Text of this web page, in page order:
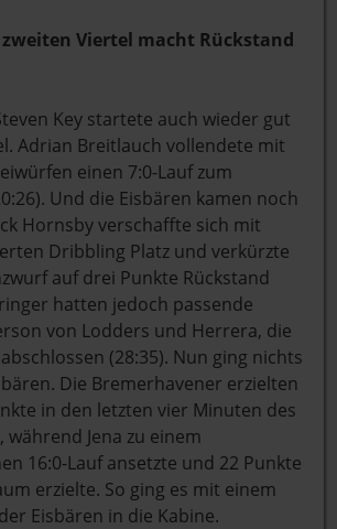
Viertel macht Rückstand
Key startete auch wieder gut
Adrian Breitlauch vollendete mit
einen 7:0-Lauf zum
Und die Eisbären kamen noch
Hornsby verschaffte sich mit
Dribbling Platz und verkürzte
auf drei Punkte Rückstand
hatten jedoch passende
von Lodders und Herrera, die
(28:35). Nun ging nichts
Die Bremerhavener erzielten
in den letzten vier Minuten des
während Jena zu einem
16:0-Lauf ansetzte und 22 Punkte
erzielte. So ging es mit einem
Eisbären in die Kabine.